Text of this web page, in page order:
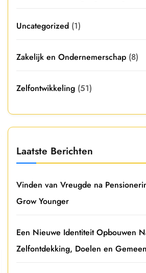
Uncategorized (1)
Zakelijk en Ondernemerschap (8)
Zelfontwikkeling (51)
Laatste Berichten
Vinden van Vreugde na
Grow Younger
Een Nieuwe Identiteit Opbouwen
Zelfontdekking, Doelen en